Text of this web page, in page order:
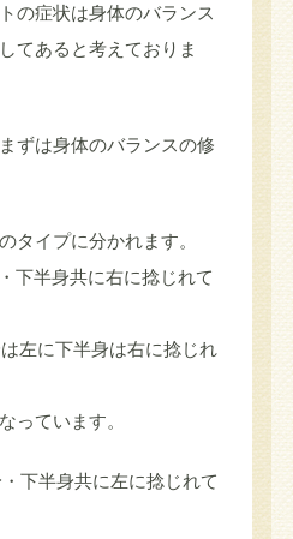
の症状は身体のバランス
てあると考えておりま
ずは身体のバランスの修
タイプに分かれます。
下半身共に右に捻じれて
左に下半身は右に捻じれ
っています。
下半身共に左に捻じれて